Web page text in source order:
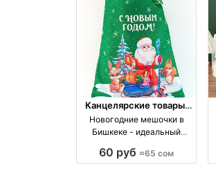
Канцелярские товары,
книги, учебники
Новогодние мешочки в
Бишкеке - идеальный
оптом производство
60 руб ≈65 сом